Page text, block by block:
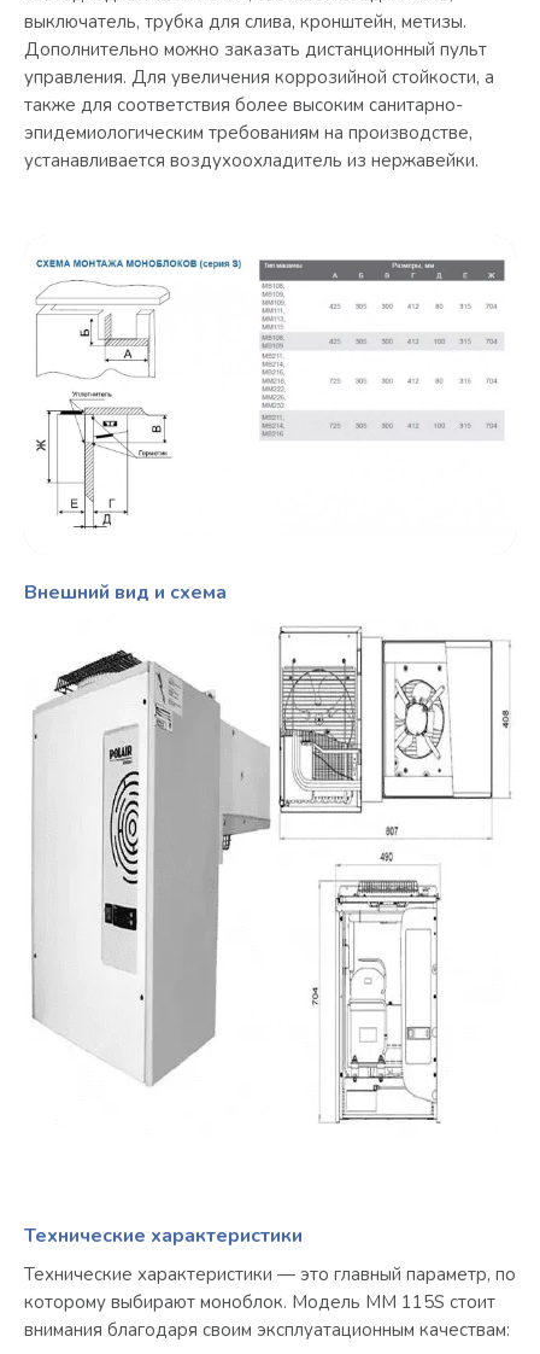
выключатель, трубка для слива, кронштейн, метизы.
Дополнительно можно заказать дистанционный пульт
управления. Для увеличения коррозийной стойкости, а
также для соответствия более высоким санитарно-
эпидемиологическим требованиям на производстве,
устанавливается воздухоохладитель из нержавейки.
Внешний вид и схема
Технические характеристики
Технические характеристики — это главный параметр, по
которому выбирают моноблок. Модель MM 115S стоит
внимания благодаря своим эксплуатационным качествам: